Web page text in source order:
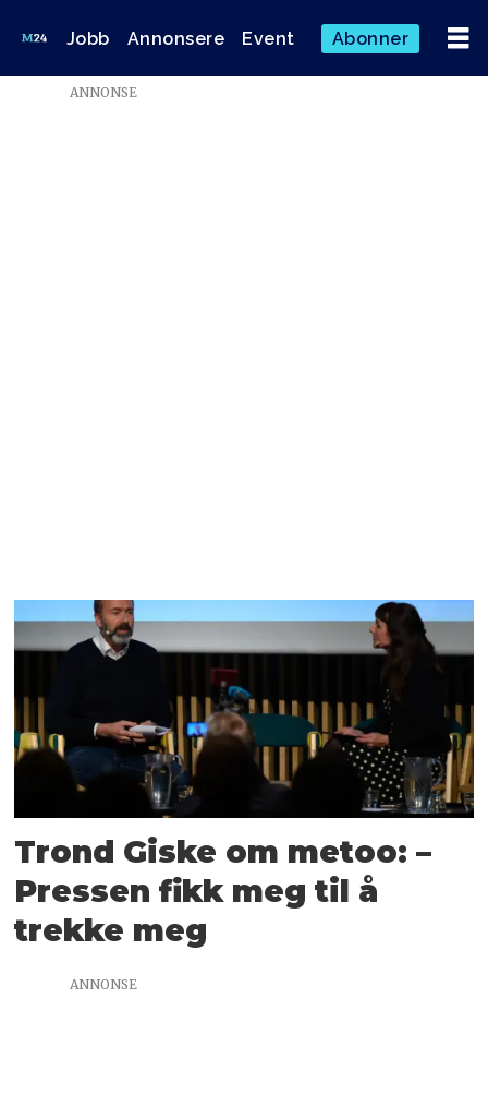
Jobb Annonsere Event Abonner
Emne:
ANNONSE
Trond Giske om metoo: –
Pressen fikk meg til å
trekke meg
ANNONSE